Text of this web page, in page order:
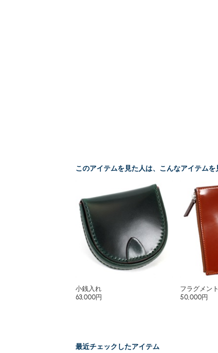
このアイテムを見た人は、こんなアイテムを
小銭入れ
63,000円
フラグメン
50,000円
最近チェックしたアイテム